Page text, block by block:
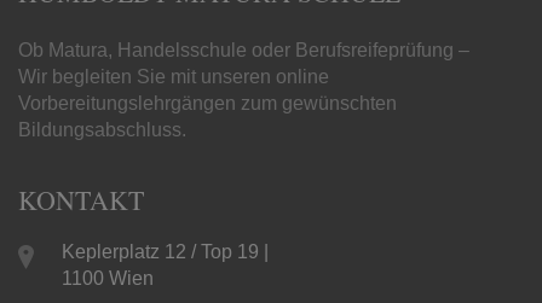
Ob Matura, Handelsschule oder Berufsreifeprüfung –
Wir begleiten Sie mit unseren online
Vorbereitungslehrgängen zum gewünschten
Bildungsabschluss.
KONTAKT
Keplerplatz 12 / Top 19 |
1100 Wien